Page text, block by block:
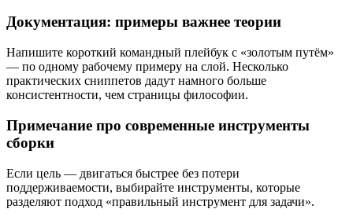
Документация: примеры важнее теории
Напишите короткий командный плейбук с «золотым путём»
— по одному рабочему примеру на слой. Несколько
практических сниппетов дадут намного больше
консистентности, чем страницы философии.
Примечание про современные инструменты
сборки
Если цель — двигаться быстрее без потери
поддерживаемости, выбирайте инструменты, которые
разделяют подход «правильный инструмент для задачи».